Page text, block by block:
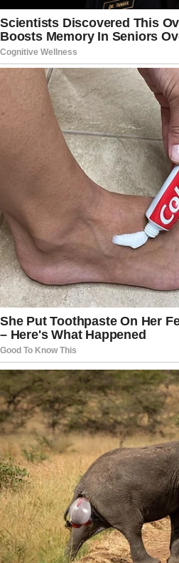
americano.
Sua trajetória também foi
pessoais. Durante parte
problemas relacionados
Depois de concluir um
retomou sua carreira e
de projetos musicais,
com os fãs em
especiais.
Com sua partida, encerra-
capítulo da história da
Victor Willis não esteja
sua contribuição para a
por meio de canções que
atravessando gerações.
transformar o Village
mais lembrados da música
garantindo um legado que
celebrado por muitos anos.